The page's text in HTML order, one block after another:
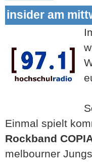
insider am
Einmal spielt
Rockband
melbourner